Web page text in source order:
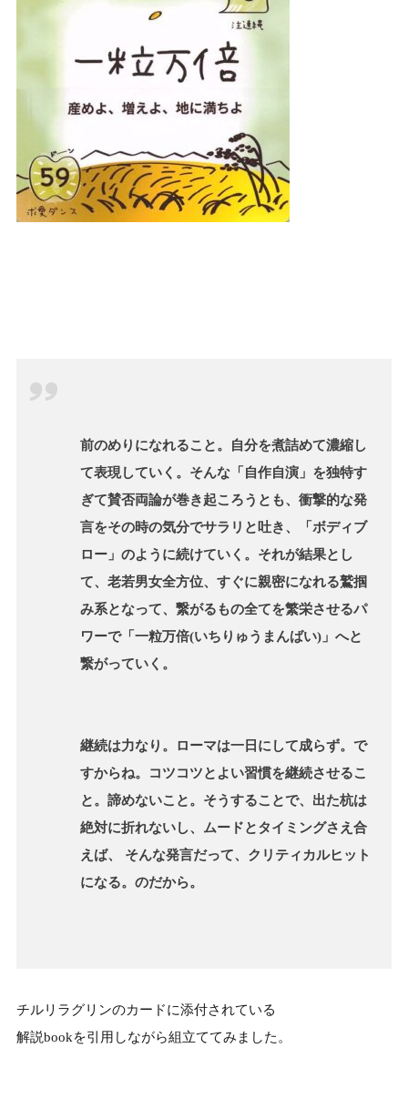
前のめりになれること。自分を煮詰めて濃縮し
て表現していく。そんな「自作自演」を独特す
ぎて賛否両論が巻き起ころうとも、衝撃的な発
言をその時の気分でサラリと吐き、「ボディブ
ロー」のように続けていく。それが結果とし
て、老若男女全方位、すぐに親密になれる鷲掴
み系となって、繋がるもの全てを繁栄させるパ
ワーで「一粒万倍(いちりゅうまんばい)」へと
繋がっていく。
継続は力なり。ローマは一日にして成らず。で
すからね。コツコツとよい習慣を継続させるこ
と。諦めないこと。そうすることで、出た杭は
絶対に折れないし、ムードとタイミングさえ合
えば、 そんな発言だって、クリティカルヒット
になる。のだから。
チルリラグリンのカードに添付されている
解説bookを引用しながら組立ててみました。